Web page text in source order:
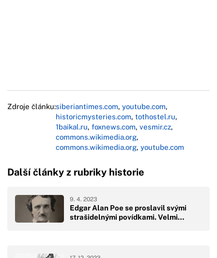
Zdroje článku:siberiantimes.com, youtube.com,
historicmysteries.com, tothostel.ru,
1baikal.ru, foxnews.com, vesmir.cz,
commons.wikimedia.org,
commons.wikimedia.org, youtube.com
Další články z rubriky historie
Edgar Alan Poe se proslavil svými
strašidelnými povídkami. Velmi…
9. 4. 2023